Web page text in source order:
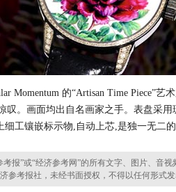
Momentum 的“Artisan Time Piece”艺
叹。画面均出自名画家之手。表盘采
细工镶嵌标示物,自动上芯,是独一无二
”或“经济参考网”的所有文字、图片、音视
参考报社，未经书面授权，不得以任何形式